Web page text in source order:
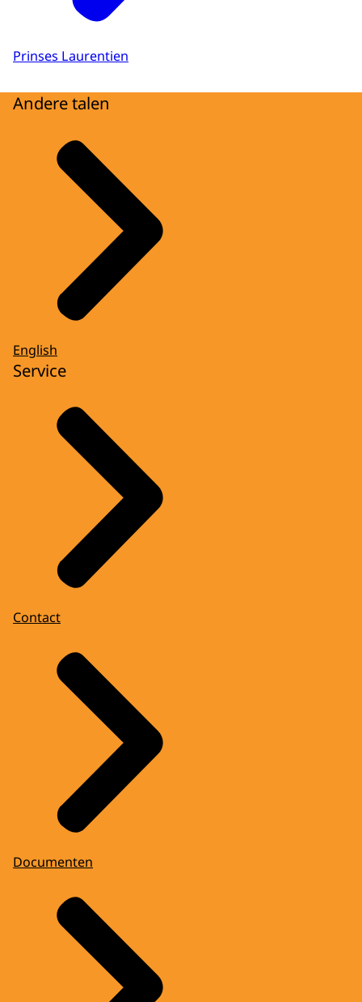
Prinses Laurentien
Andere talen
English
Service
Contact
Documenten